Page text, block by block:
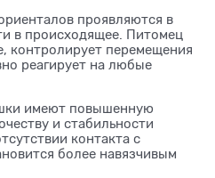
проявляются в
в происходящее. Питомец
контролирует перемещения
реагирует на любые
имеют повышенную
и стабильности
контакта с
более навязчивым